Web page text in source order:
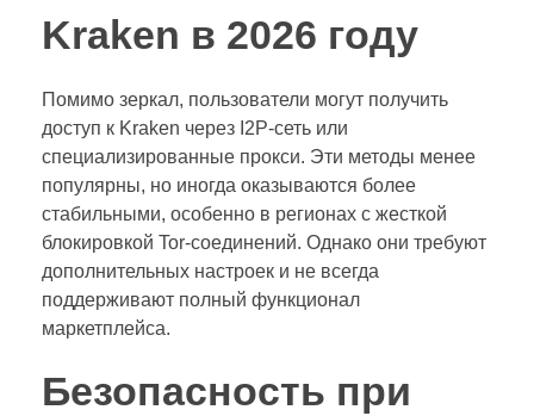
Kraken в 2026 году
Помимо зеркал, пользователи могут получить
доступ к Kraken через I2P-сеть или
специализированные прокси. Эти методы менее
популярны, но иногда оказываются более
стабильными, особенно в регионах с жесткой
блокировкой Tor-соединений. Однако они требуют
дополнительных настроек и не всегда
поддерживают полный функционал
маркетплейса.
Безопасность при